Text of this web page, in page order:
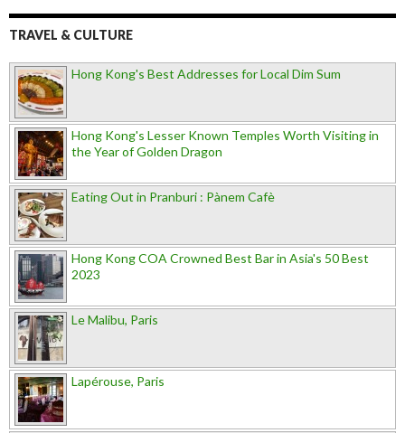
TRAVEL & CULTURE
Hong Kong's Best Addresses for Local Dim Sum
Hong Kong's Lesser Known Temples Worth Visiting in
the Year of Golden Dragon
Eating Out in Pranburi : Pànem Cafè
Hong Kong COA Crowned Best Bar in Asia's 50 Best
2023
Le Malibu, Paris
Lapérouse, Paris